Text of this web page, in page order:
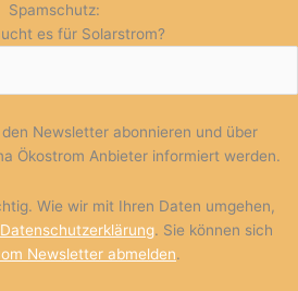
Spamschutz:
es für Solarstrom?
Newsletter abonnieren und über
Ökostrom Anbieter informiert werden.
Wie wir mit Ihren Daten umgehen,
Datenschutzerklärung. Sie können sich
Newsletter abmelden.